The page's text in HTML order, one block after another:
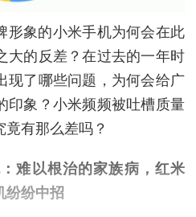
形象的小米手机为何会在此
大的反差？在过去的一年时
现了哪些问题，为何会给广
印象？小米频频被吐槽质量
有那么差吗？
难以根治的家族病， 红米
纷纷中招